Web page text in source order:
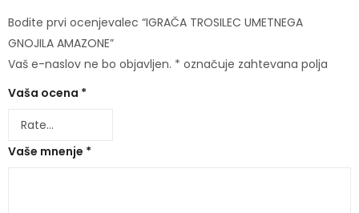
Bodite prvi ocenjevalec “IGRAČA TROSILEC UMETNEGA
GNOJILA AMAZONE”
Vaš e-naslov ne bo objavljen. * označuje zahtevana polja
Vaša ocena *
Vaše mnenje *